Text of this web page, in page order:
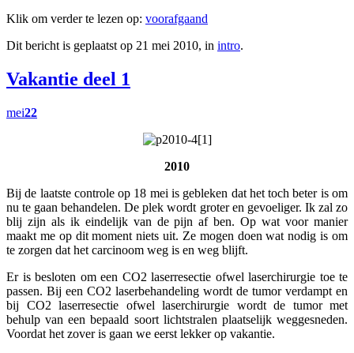
Klik om verder te lezen op: voorafgaand
Dit bericht is geplaatst op 21 mei 2010, in intro.
Vakantie deel 1
mei22
2010
Bij de laatste controle op 18 mei is gebleken dat het toch beter is om
nu te gaan behandelen. De plek wordt groter en gevoeliger. Ik zal zo
blij zijn als ik eindelijk van de pijn af ben. Op wat voor manier
maakt me op dit moment niets uit. Ze mogen doen wat nodig is om
te zorgen dat het carcinoom weg is en weg blijft.
Er is besloten om een CO2 laserresectie ofwel laserchirurgie toe te
passen. Bij een CO2 laserbehandeling wordt de tumor verdampt en
bij CO2 laserresectie ofwel laserchirurgie wordt de tumor met
behulp van een bepaald soort lichtstralen plaatselijk weggesneden.
Voordat het zover is gaan we eerst lekker op vakantie.